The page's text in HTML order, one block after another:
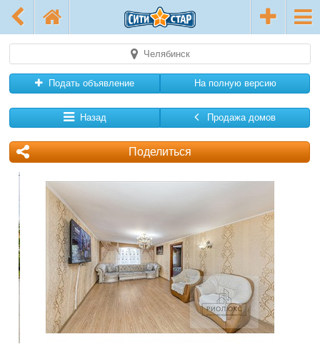
Челябинск
Подать объявление На полную версию
Назад Продажа домов
Поделиться